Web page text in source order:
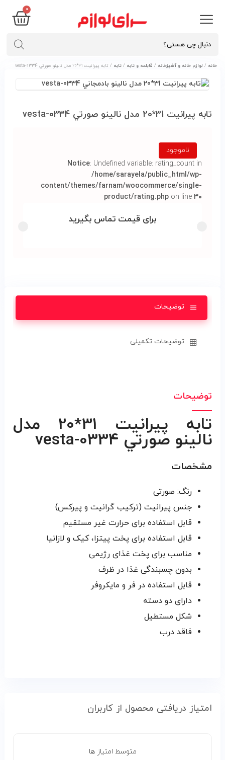
0
خانه / لوازم خانه و آشپزخانه / قابلمه و تابه / تابه / تابه پيرانيت 31*20 مدل نالينو صورتي vesta-0334
تابه پيرانيت 31*20 مدل نالينو صورتي vesta-0334
ناموجود
Notice: Undefined variable: rating_count in
/home/sarayela/public_html/wp-
content/themes/farnam/woocommerce/single-
product/rating.php on line۳۰
برای قیمت تماس بگیرید
توضیحات
توضیحات تکمیلی
توضیحات
تابه پيرانيت 31*20 مدل
نالينو صورتي vesta-0334
مشخصات
رنگ: صورتی
جنس پیرانیت (ترکیب گرانیت و پیرکس)
قابل استفاده برای حرارت غیر مستقیم
قابل استفاده برای پخت پیتزا، کیک و لازانیا
مناسب برای پخت غذای رژیمی
بدون چسبندگی غذا در ظرف
قابل استفاده در فر و مایکروفر
دارای دو دسته
شکل مستطیل
فاقد درب
امتیاز دریافتی محصول از کاربران
متوسط امتیاز ها